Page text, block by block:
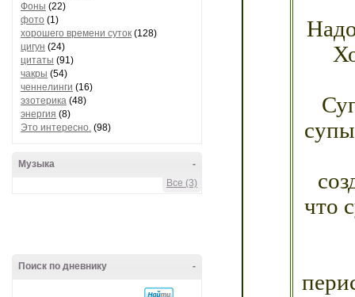
Фоны (22)
фото (1)
хорошего времени суток (128)
цигун (24)
цитаты (91)
чакры (54)
ченнелинги (16)
эзотерика (48)
энергия (8)
Это интересно. (98)
-
Музыка
Все (3)
-
Поиск по дневнику
что